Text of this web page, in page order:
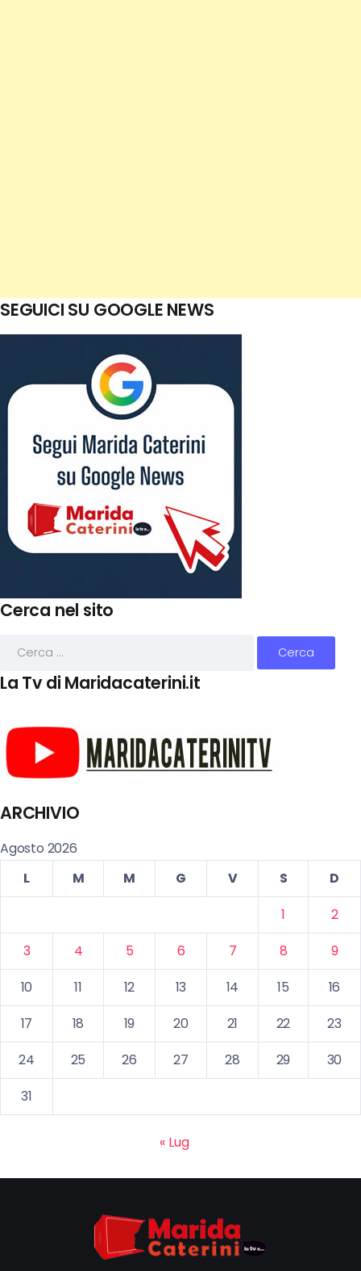
SEGUICI SU GOOGLE NEWS
Cerca nel sito
La Tv di Maridacaterini.it
ARCHIVIO
Agosto 2026
L
M M G V S
D
1
2
3
4 5 6 7 8
9
10
11 12 13 14 15
16
17
18 19 20 21 22
23
24
25 26 27 28 29
30
31
« Lug